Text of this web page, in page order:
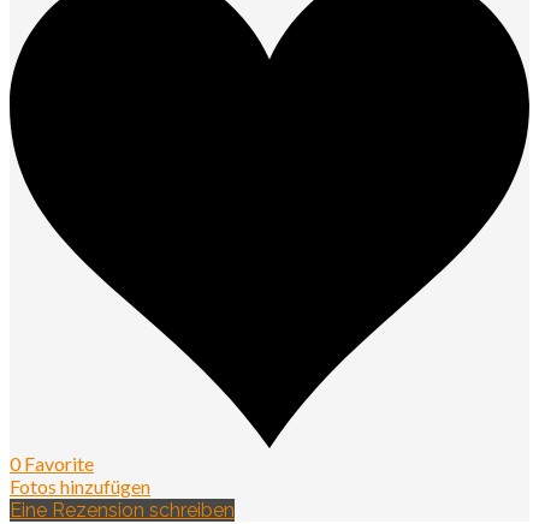
0 Favorite
Fotos hinzufügen
Eine Rezension schreiben